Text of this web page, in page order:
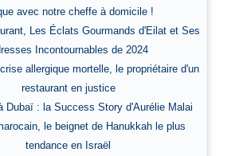
avec notre cheffe à domicile !
Les Éclats Gourmands d'Eilat et Ses
Incontournables de 2024
allergique mortelle, le propriétaire d'un
restaurant en justice
Dubaï : la Success Story d'Aurélie Malai
le beignet de Hanukkah le plus
tendance en Israël